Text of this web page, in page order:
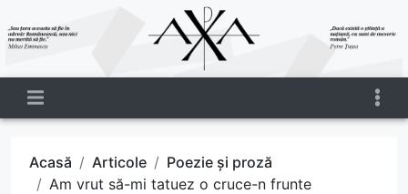
Acasă Articole
Poezie și proză
Am vrut să-mi tatuez o cruce-n frunte